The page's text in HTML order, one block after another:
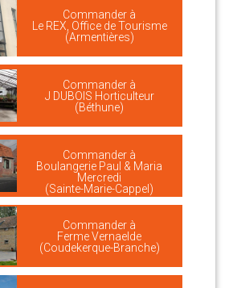
Commander à
Le REX, Office de Tourisme
(Armentières)
Commander à
J DUBOIS Horticulteur
(Béthune)
Commander à
Boulangerie Paul & Maria
Mercredi
(Sainte-Marie-Cappel)
Commander à
Ferme Vernaelde
(Coudekerque-Branche)